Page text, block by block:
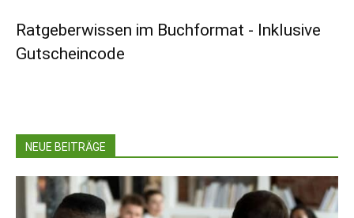
Ratgeberwissen im Buchformat - Inklusive
Gutscheincode
NEUE BEITRÄGE